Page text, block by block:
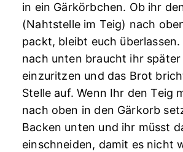
in ein Gärkörbchen. Ob ihr
(Nahtstelle im Teig) nach
packt, bleibt euch überlassen.
nach unten braucht ihr
einzuritzen und das Brot
Stelle auf. Wenn Ihr den Teig
nach oben in den Gärkorb
Backen unten und ihr müsst
einschneiden, damit es nicht